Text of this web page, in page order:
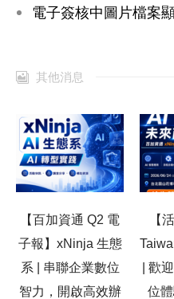
電子簽核中圖片檔案
其他消息
【百加資通 Q2 電
子報】xNinja 生態
系 | 串聯企業數位
智力，開啟高效辦
【
| 歡
位